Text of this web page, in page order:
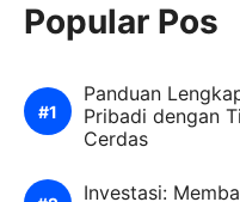
Popular Pos
Panduan
Pribadi dengan
Cerdas
Investasi: